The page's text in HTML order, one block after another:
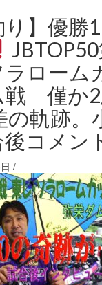
り】優勝
ラローム
僅か
の軌跡。
コメン
/